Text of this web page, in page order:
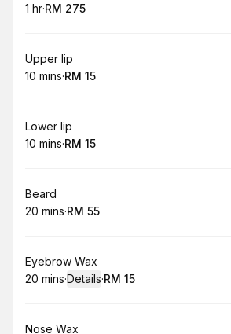
. Duration:
1 hr·
.Price:
RM 275
Book
Upper lip
.Duration
10 mins·
.Price
RM 15
Book
Lower lip
.Duration
10 mins·
.Price
RM 15
Book
Beard
.Duration
20 mins·
.Price
RM 55
Book
Eyebrow Wax
.Duration:
20 mins·Details·
.Price
RM 15
Book
Nose Wax